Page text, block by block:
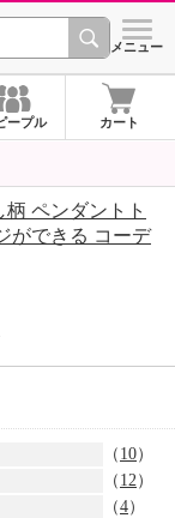
シ
メニュー
ープル カート
ペンダントト
ができる コーデ
（ 10）
（ 12）
（4）